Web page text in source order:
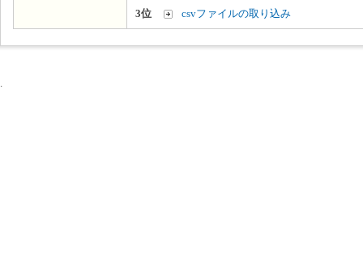
3位 csvファイルの取り込み